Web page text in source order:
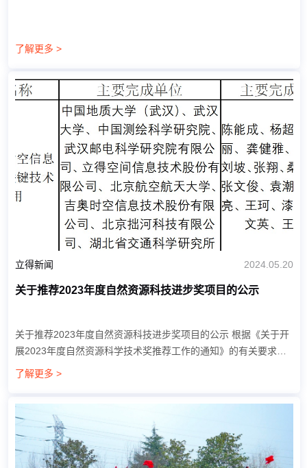
了解更多 >
立得新闻 2024.05.20
关于推荐2023年度自然资源科技进步奖项目的公示
关于推荐2023年度自然资源科技进步奖项目的公示 根据《关于开
展2023年度自然资源科学技术奖推荐工作的通知》的有关要求，
现将我司立得空间信息技术股份有限公司作为完成人申报的2023
了解更多 >